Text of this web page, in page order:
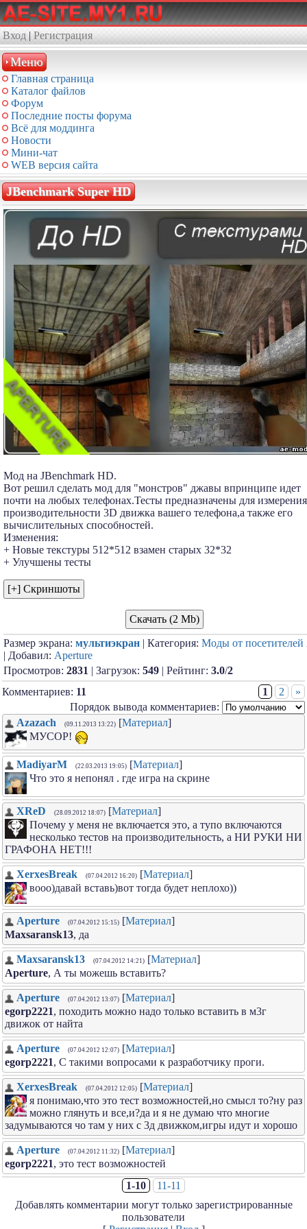
Вход | Регистрация
Меню
Главная страница
Каталог файлов
Форум
Последние посты форума
Всё для моддинга
Новости
Мини-чат
WEB версия сайта
JBenchmark Super HD
Мод на JBenchmark HD.
Вот решил сделать мод для "монстров" джавы впринципе идет
почти на любых телефонах.Тесты предназначены для измерения
производительности 3D движка вашего телефона,а также его
вычислительных способностей.
Изменения:
+ Новые текстуры 512*512 взамен старых 32*32
+ Улучшены тесты
Скачать (2 Mb)
Размер экрана: мультиэкран | Категория: Моды от
| Добавил: Aperture
Просмотров: 2831 | Загрузок: 549 | Рейтинг: 3.0/2
Комментариев: 11 1 2
»
Порядок вывода комментариев:
Azazach
(09.11.2013 13:22) [Материал]
МУСОР!
MadiyarM (22.03.2013 19:05) [Материал]
Что это я непонял . где игра на скрине
XReD (28.09.2012 18:07) [Материал]
Почему у меня не включается это, а тупо включаются
несколько тестов на производительность, а НИ РУКИ НИ
ГРАФОНА НЕТ!!!
XerxesBreak (07.04.2012 16:20) [Материал]
вооо)давай вставь)вот тогда будет неплохо))
Aperture (07.04.2012 15:15) [Материал]
Maxsaransk13, да
Maxsaransk13 (07.04.2012 14:21) [Материал]
Aperture, А ты можешь вставить?
Aperture (07.04.2012 13:07) [Материал]
egorp2221, походить можно надо только вставить в м3г
движок от найта
Aperture (07.04.2012 12:07) [Материал]
egorp2221, С такими вопросами к разработчику проги.
XerxesBreak (07.04.2012 12:05) [Материал]
я понимаю,что это тест возможностей,но смысл то?ну раз
можно глянуть и все,и?да и я не думаю что многие
задумываются чо там у них с 3д движком,игры идут и хорошо
Aperture (07.04.2012 11:32) [Материал]
egorp2221, это тест возможностей
1-10
11-11
Добавлять комментарии могут только зарегистрированные
пользователи